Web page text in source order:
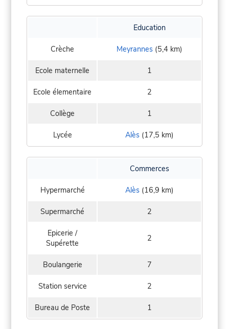
Education
Crèche Meyrannes(5,4 km)
Ecole maternelle 1
Ecole élementaire 2
Collège 1
Lycée Alès(17,5 km)
Commerces
Hypermarché Alès(16,9 km)
Supermarché 2
Epicerie /
Supérette
2
Boulangerie 7
Station service 2
Bureau de Poste 1